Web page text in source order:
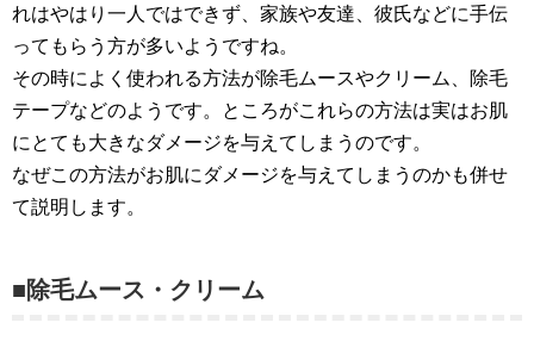
れはやはり一人ではできず、家族や友達、彼氏などに手伝
ってもらう方が多いようですね。
その時によく使われる方法が除毛ムースやクリーム、除毛
テープなどのようです。ところがこれらの方法は実はお肌
にとても大きなダメージを与えてしまうのです。
なぜこの方法がお肌にダメージを与えてしまうのかも併せ
て説明します。
■除毛ムース・クリーム